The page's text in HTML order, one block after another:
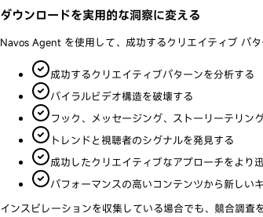
ダウンロードを実用的な洞察に変える
Navos Agent を使用して、成功するクリエイティブ パ
成功するクリエイティブパターンを分析する
バイラルビデオ構造を破壊する
フック、メッセージング、ストーリーテリン
トレンドと視聴者のシグナルを発見する
成功したクリエイティブなアプローチをより
パフォーマンスの高いコンテンツから新しい
インスピレーションを収集している場合でも、競合調査